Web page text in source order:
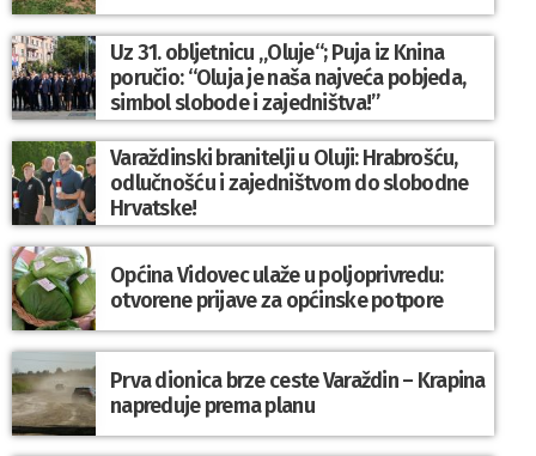
Uz 31. obljetnicu „Oluje“; Puja iz Knina
poručio: “Oluja je naša najveća pobjeda,
simbol slobode i zajedništva!”
Varaždinski branitelji u Oluji: Hrabrošću,
odlučnošću i zajedništvom do slobodne
Hrvatske!
Općina Vidovec ulaže u poljoprivredu:
otvorene prijave za općinske potpore
Prva dionica brze ceste Varaždin – Krapina
napreduje prema planu